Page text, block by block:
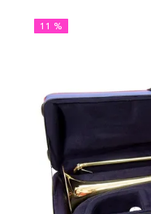
11 %